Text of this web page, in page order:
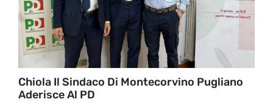
Chiola Il Sindaco Di Montecorvino Pugliano
Aderisce Al PD